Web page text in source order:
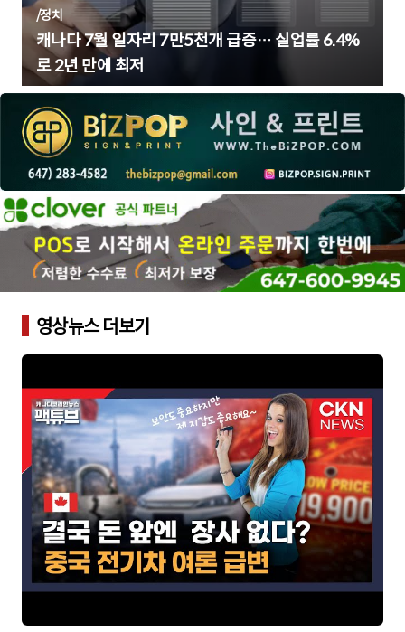
/정치
캐나다 7월 일자리 7만5천개 급증… 실업률 6.4%
로 2년 만에 최저
영상뉴스 더보기